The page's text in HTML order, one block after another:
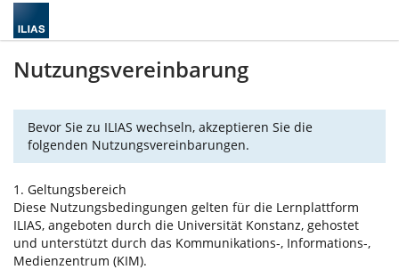
Nutzungsvereinbarung
Bevor Sie zu ILIAS wechseln, akzeptieren Sie die
folgenden Nutzungsvereinbarungen.
1. Geltungsbereich
Diese Nutzungsbedingungen gelten für die Lernplattform
ILIAS, angeboten durch die Universität Konstanz, gehostet
und unterstützt durch das Kommunikations-, Informations-,
Medienzentrum (KIM).